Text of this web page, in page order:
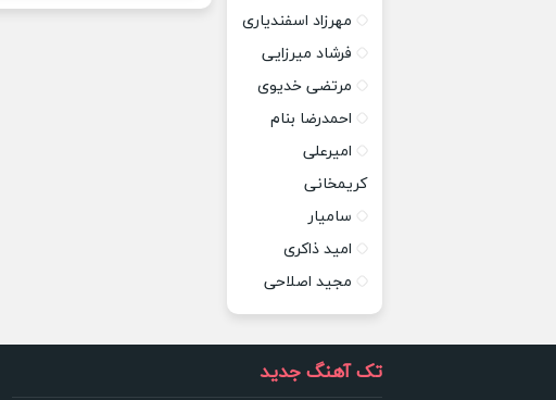
مهرزاد اسفندیاری
فرشاد میرزایی
مرتضی خدیوی
احمدرضا بنام
امیرعلی
کریمخانی
سامیار
امید ذاکری
مجید اصلاحی
تک آهنگ جدید